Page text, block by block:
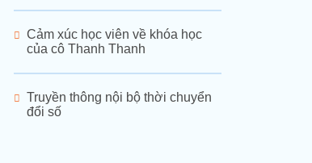
Cảm xúc học viên về khóa học
của cô Thanh Thanh
Truyền thông nội bộ thời chuyển
đổi số